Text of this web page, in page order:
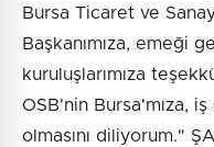
Bursa Ticaret ve
Başkanımıza, emeği
kuruluşlarımıza
OSB'nin Bursa'mıza, iş
olmasını diliyorum."